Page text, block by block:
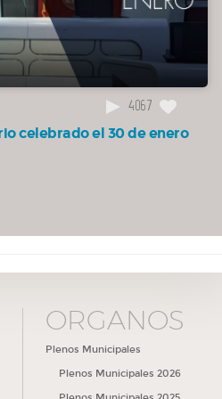
4067
celebrado el 30 de enero
ÓRGANOS
Plenos Municipales
Plenos Municipales 2026